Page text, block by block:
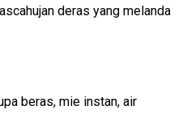
deras yang melanda
beras, mie instan, air